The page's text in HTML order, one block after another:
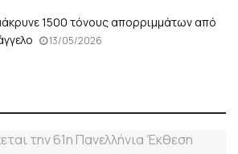
1500 τόνους απορριμμάτων από
13/05/2026